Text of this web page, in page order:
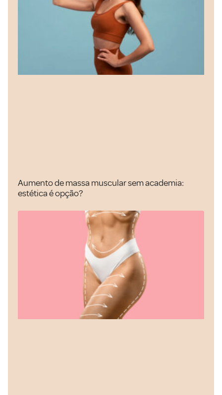
Aumento de massa muscular sem academia:
estética é opção?